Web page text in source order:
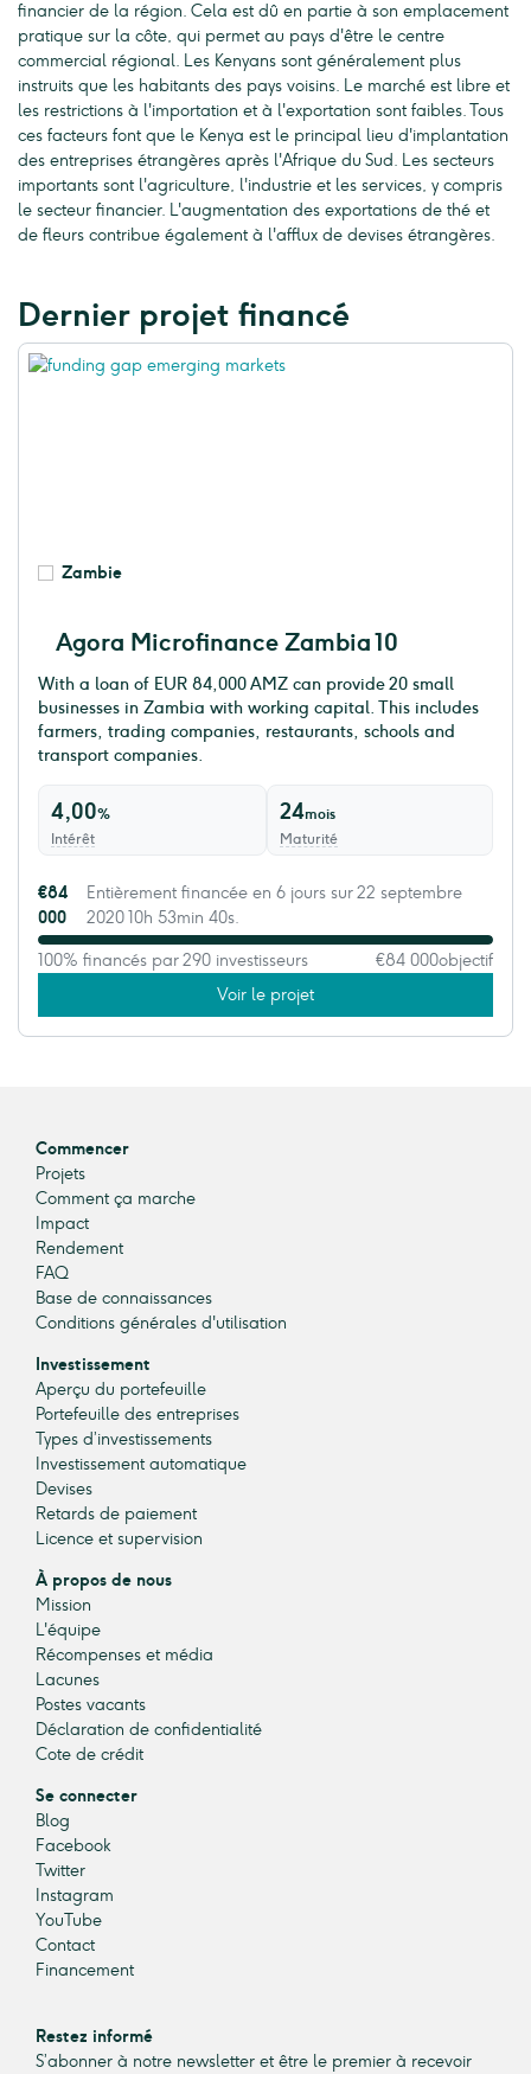
financier de la région. Cela est dû en partie à son emplacement
pratique sur la côte, qui permet au pays d'être le centre
commercial régional. Les Kenyans sont généralement plus
instruits que les habitants des pays voisins. Le marché est libre et
les restrictions à l'importation et à l'exportation sont faibles. Tous
ces facteurs font que le Kenya est le principal lieu d'implantation
des entreprises étrangères après l'Afrique du Sud. Les secteurs
importants sont l'agriculture, l'industrie et les services, y compris
le secteur financier. L'augmentation des exportations de thé et
de fleurs contribue également à l'afflux de devises étrangères.
Dernier projet financé
Zambie
Agora Microfinance Zambia 10
With a loan of EUR 84,000 AMZ can provide 20 small
businesses in Zambia with working capital. This includes
farmers, trading companies, restaurants, schools and
transport companies.
4,00%
Intérêt
24mois
Maturité
€84
000
Entièrement financée en 6 jours sur 22 septembre
2020 10h 53min 40s.
100% financés par 290 investisseurs €84 000objectif
Voir le projet
Commencer
Projets
Comment ça marche
Impact
Rendement
FAQ
Base de connaissances
Conditions générales d'utilisation
Investissement
Aperçu du portefeuille
Portefeuille des entreprises
Types d’investissements
Investissement automatique
Devises
Retards de paiement
Licence et supervision
À propos de nous
Mission
L'équipe
Récompenses et média
Lacunes
Postes vacants
Déclaration de confidentialité
Cote de crédit
Se connecter
Blog
Facebook
Twitter
Instagram
YouTube
Contact
Financement
Restez informé
S’abonner à notre newsletter et être le premier à recevoir